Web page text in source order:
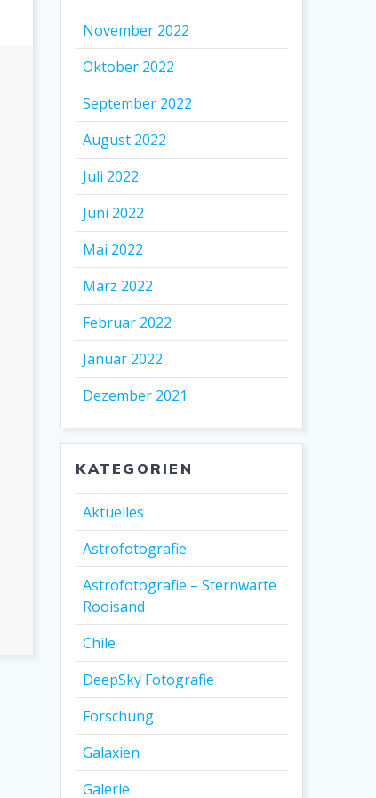
November 2022
Oktober 2022
September 2022
August 2022
Juli 2022
Juni 2022
Mai 2022
März 2022
Februar 2022
Januar 2022
Dezember 2021
KATEGORIEN
Aktuelles
Astrofotografie
Astrofotografie – Sternwarte
Rooisand
Chile
DeepSky Fotografie
Forschung
Galaxien
Galerie